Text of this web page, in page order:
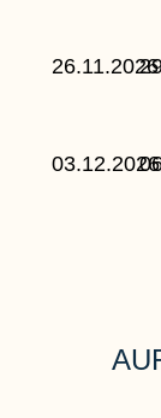
26.11.2026
03.12.2026